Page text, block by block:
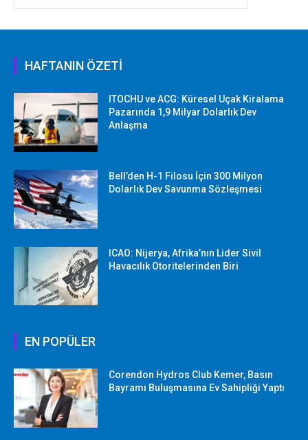
HAFTANIN ÖZETİ
ITOCHU ve ACG: Küresel Uçak Kiralama
Pazarında 1,9 Milyar Dolarlık Dev
Anlaşma
Bell’den H-1 Filosu İçin 300 Milyon
Dolarlık Dev Savunma Sözleşmesi
ICAO: Nijerya, Afrika’nın Lider Sivil
Havacılık Otoritelerinden Biri
EN POPÜLER
Corendon Hydros Club Kemer, Basın
Bayramı Buluşmasına Ev Sahipliği Yaptı